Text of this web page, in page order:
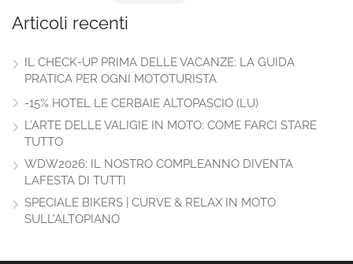
Articoli recenti
IL CHECK-UP PRIMA DELLE VACANZE: LA GUIDA
PRATICA PER OGNI MOTOTURISTA
-15% HOTEL LE CERBAIE ALTOPASCIO (LU)
L’ARTE DELLE VALIGIE IN MOTO: COME FARCI STARE
TUTTO
WDW2026: IL NOSTRO COMPLEANNO DIVENTA
LAFESTA DI TUTTI
SPECIALE BIKERS | CURVE & RELAX IN MOTO
SULL’ALTOPIANO